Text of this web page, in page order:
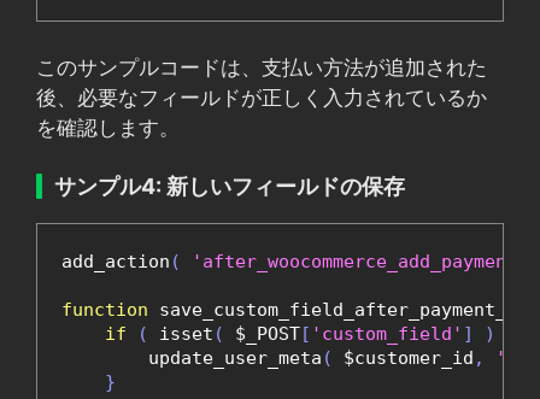
このサンプルコードは、支払い方法が追加された
後、必要なフィールドが正しく入力されているか
を確認します。
サンプル4: 新しいフィールドの保存
add_action (
function
if
( isset ( $_POST[ 'custom_field' ] )
        update_user_meta
( $customer_id ,
}